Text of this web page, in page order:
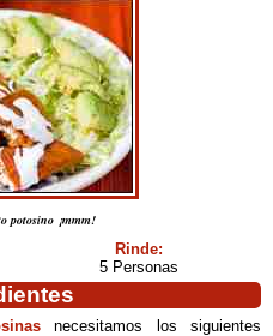
potosino ¡mmm!
Rinde:
5 Personas
necesitamos los siguientes